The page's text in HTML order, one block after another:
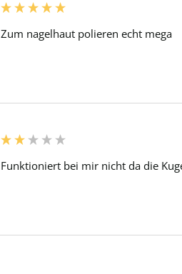
Zum nagelhaut polieren echt mega
Funktioniert bei mir nicht da die